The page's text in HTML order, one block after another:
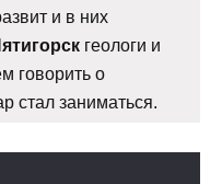
и в них
геологи и
говорить о
стал заниматься.